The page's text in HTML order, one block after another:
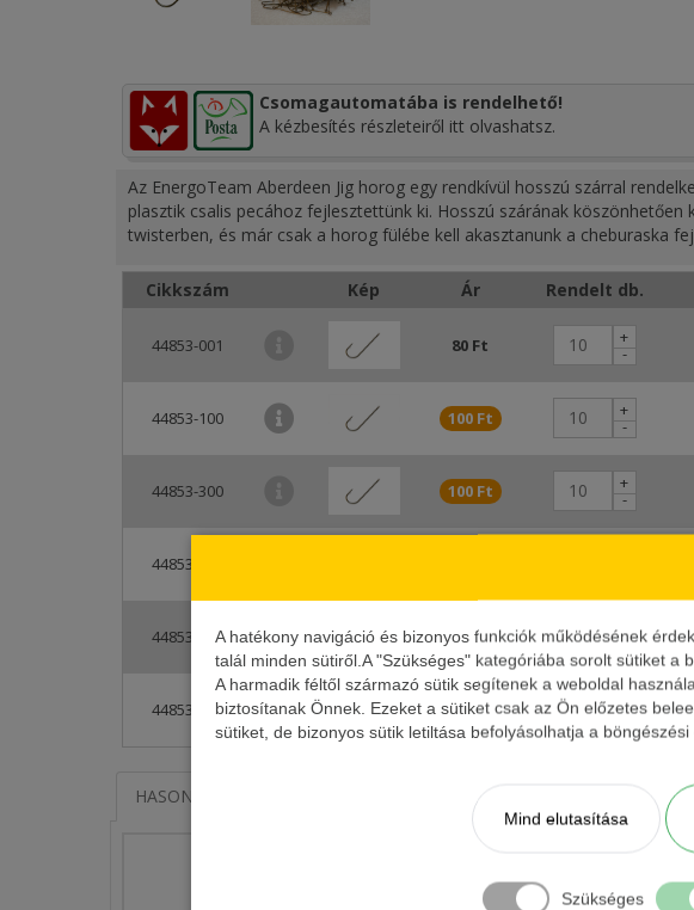
A hatékony navigáció és bizonyos funkciók működésének
talál minden sütiről.A "Szükséges" kategóriába sorolt sütiket
A harmadik féltől származó sütik segítenek a weboldal
biztosítanak Önnek. Ezeket a sütiket csak az Ön előzetes
sütiket, de bizonyos sütik letiltása befolyásolhatja a böngészési
Mind elutasítása
Szükséges
Csomagautomatába is rendelhető!
A kézbesítés részleteiről itt olvashatsz.
Az EnergoTeam Aberdeen Jig horog egy rendkívül hosszú szárral
plasztik csalis pecához fejlesztettünk ki. Hosszú szárának
twisterben, és már csak a horog fülébe kell akasztanunk a cheburaska
Cikkszám Kép Ár Rendelt db.
44853-001 80 Ft -
+
44853-100 100 Ft -
+
44853-300 100 Ft -
+
44853-400
44853-500 100 Ft -
+
44853-700 100 Ft -
+
HASONLÓ TERMÉKEK KAPCSOLÓDÓ ÍRÁSOK